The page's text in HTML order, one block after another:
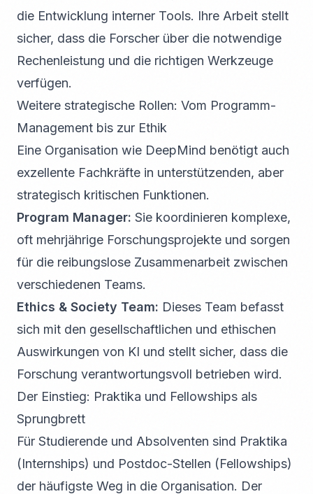
die Entwicklung interner Tools. Ihre Arbeit stellt
sicher, dass die Forscher über die notwendige
Rechenleistung und die richtigen Werkzeuge
verfügen.
Weitere strategische Rollen: Vom Programm-
Management bis zur Ethik
Eine Organisation wie DeepMind benötigt auch
exzellente Fachkräfte in unterstützenden, aber
strategisch kritischen Funktionen.
Program Manager: Sie koordinieren komplexe,
oft mehrjährige Forschungsprojekte und sorgen
für die reibungslose Zusammenarbeit zwischen
verschiedenen Teams.
Ethics & Society Team: Dieses Team befasst
sich mit den gesellschaftlichen und ethischen
Auswirkungen von KI und stellt sicher, dass die
Forschung verantwortungsvoll betrieben wird.
Der Einstieg: Praktika und Fellowships als
Sprungbrett
Für Studierende und Absolventen sind Praktika
(Internships) und Postdoc-Stellen (Fellowships)
der häufigste Weg in die Organisation. Der